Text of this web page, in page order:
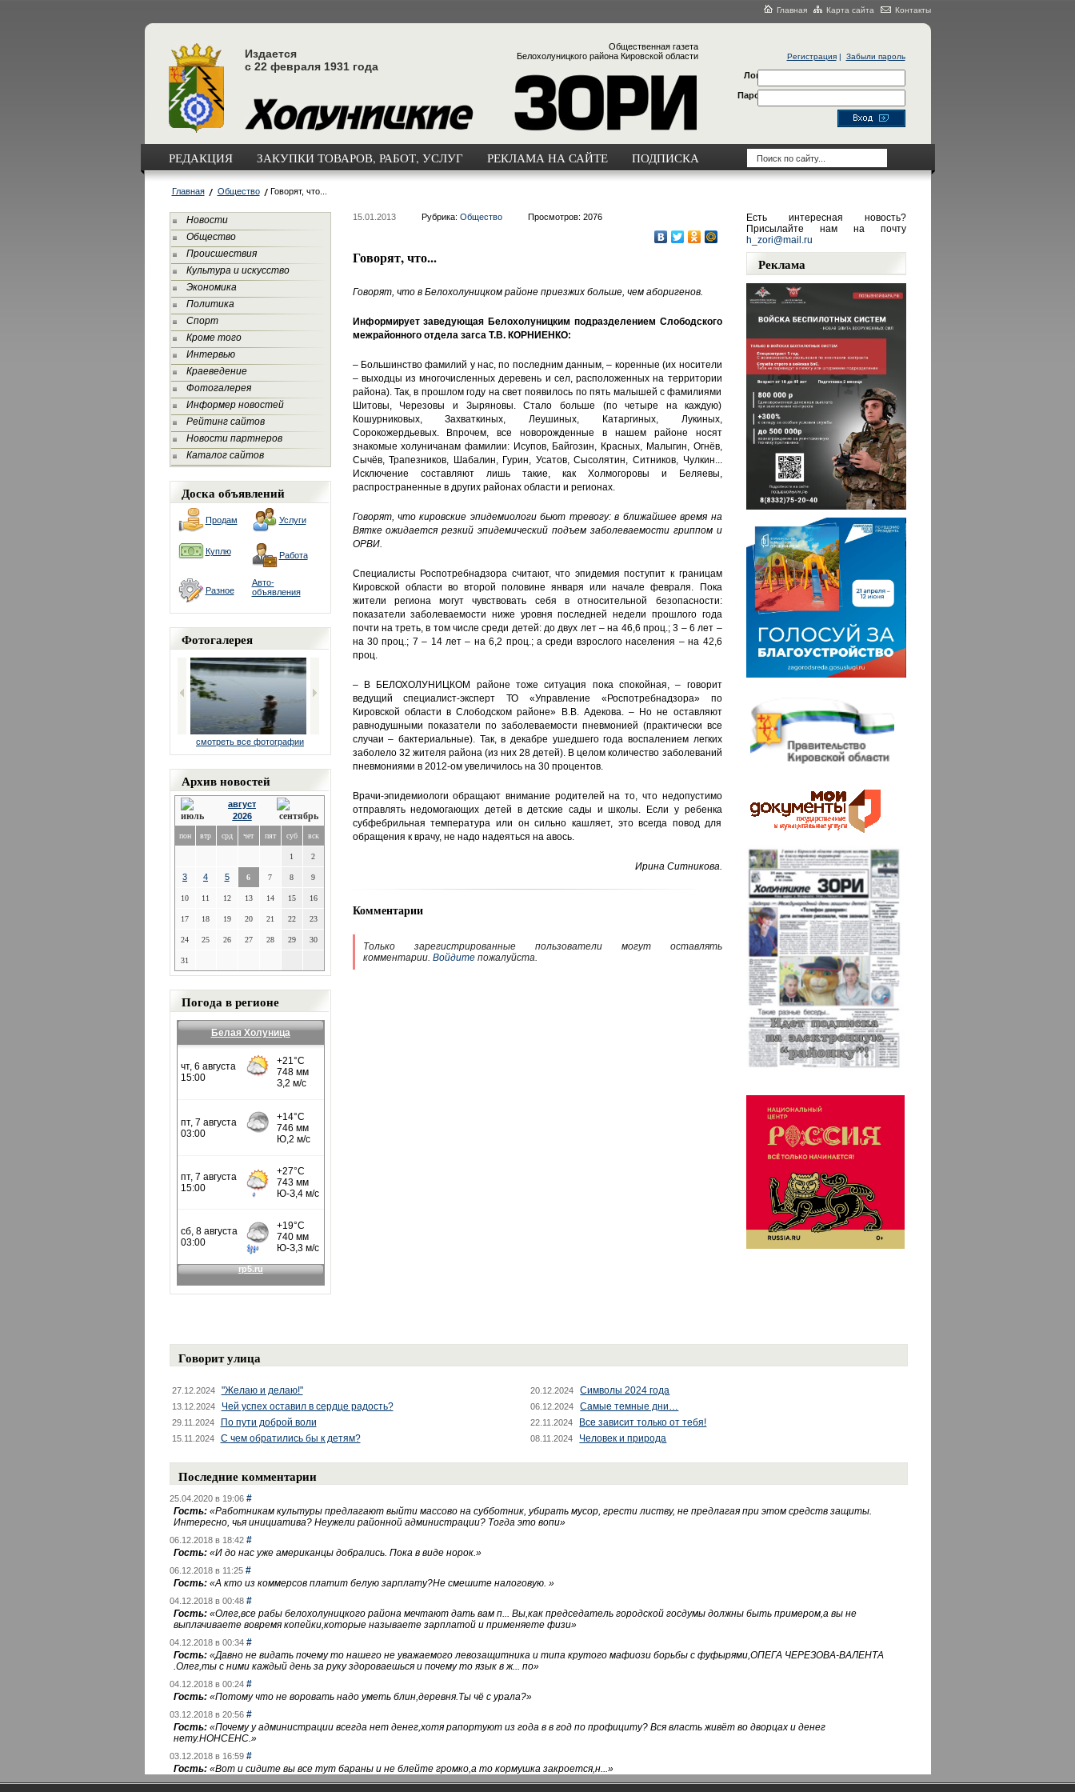
Главная Карта сайта Контакты
Издается
с 22 февраля 1931 года
Общественная газета
Белохолуницкого района Кировской области
Регистрация| Забыли пароль
Логин
Пароль
РЕДАКЦИЯ ЗАКУПКИ ТОВАРОВ, РАБОТ, УСЛУГ РЕКЛАМА НА САЙТЕ ПОДПИСКА
Главная Общество Говорят, что...
Новости
Общество
Происшествия
Культура и искусство
Экономика
Политика
Спорт
Кроме того
Интервью
Краеведение
Фотогалерея
Информер новостей
Рейтинг сайтов
Новости партнеров
Каталог сайтов
Доска объявлений
Продам Услуги
Куплю Работа
Разное
Авто-
объявления
Фотогалерея
смотреть все фотографии
Архив новостей
август
2026
пон втр срд чет пят суб вск
1 2
3 4 5 6 7 8 9
10 11 12 13 14 15 16
17 18 19 20 21 22 23
24 25 26 27 28 29 30
31
Погода в регионе
Белая Холуница
15.01.2013 Рубрика: Общество Просмотров: 2076
Говорят, что...
Говорят, что в Белохолуницком районе приезжих больше, чем аборигенов.
Информирует заведующая Белохолуницким подразделением Слободского
межрайонного отдела загса Т.В. КОРНИЕНКО:
– Большинство фамилий у нас, по последним данным, – коренные (их носители
– выходцы из многочисленных деревень и сел, расположенных на территории
района). Так, в прошлом году на свет появилось по пять малышей с фамилиями
Шитовы, Черезовы и Зыряновы. Стало больше (по четыре на каждую)
Кошурниковых, Захваткиных, Леушиных, Катаргиных, Лукиных,
Сорокожердьевых. Впрочем, все новорожденные в нашем районе носят
знакомые холуничанам фамилии: Исупов, Байгозин, Красных, Малыгин, Огнёв,
Сычёв, Трапезников, Шабалин, Гурин, Усатов, Сысолятин, Ситников, Чулкин...
Исключение составляют лишь такие, как Холмогоровы и Беляевы,
распространенные в других районах области и регионах.
Говорят, что кировские эпидемиологи бьют тревогу: в ближайшее время на
Вятке ожидается резкий эпидемический подъем заболеваемости гриппом и
ОРВИ.
Специалисты Роспотребнадзора считают, что эпидемия поступит к границам
Кировской области во второй половине января или начале февраля. Пока
жители региона могут чувствовать себя в относительной безопасности:
показатели заболеваемости ниже уровня последней недели прошлого года
почти на треть, в том числе среди детей: до двух лет – на 46,6 проц.; 3 – 6 лет –
на 30 проц.; 7 – 14 лет – на 6,2 проц.; а среди взрослого населения – на 42,6
проц.
– В БЕЛОХОЛУНИЦКОМ районе тоже ситуация пока спокойная, – говорит
ведущий специалист-эксперт ТО «Управление «Роспотребнадзора» по
Кировской области в Слободском районе» В.В. Адекова. – Но не оставляют
равнодушными показатели по заболеваемости пневмонией (практически все
случаи – бактериальные). Так, в декабре ушедшего года воспалением легких
заболело 32 жителя района (из них 28 детей). В целом количество заболеваний
пневмониями в 2012-ом увеличилось на 30 процентов.
Врачи-эпидемиологи обращают внимание родителей на то, что недопустимо
отправлять недомогающих детей в детские сады и школы. Если у ребенка
субфебрильная температура или он сильно кашляет, это всегда повод для
обращения к врачу, не надо надеяться на авось.
Ирина Ситникова.
Комментарии
Только зарегистрированные пользователи могут оставлять
комментарии. Войдитепожалуйста.
Есть интересная новость?
Присылайте нам на почту
h_zori@mail.ru
Реклама
Говорит улица
27.12.2024 "Желаю и делаю!" 20.12.2024 Символы 2024 года
13.12.2024 Чей успех оставил в сердце радость? 06.12.2024 Самые темные дни…
29.11.2024 По пути доброй воли 22.11.2024 Все зависит только от тебя!
15.11.2024 С чем обратились бы к детям? 08.11.2024 Человек и природа
Последние комментарии
25.04.2020 в 19:06 #
Гость: «Работникам культуры предлагают выйти массово на субботник, убирать мусор, грести листву, не предлагая при этом средств защиты.
Интересно, чья инициатива? Неужели районной администрации? Тогда это вопи»
06.12.2018 в 18:42 #
Гость: «И до нас уже американцы добрались. Пока в виде норок.»
06.12.2018 в 11:25 #
Гость: «А кто из коммерсов платит белую зарплату?Не смешите налоговую. »
04.12.2018 в 00:48 #
Гость: «Олег,все рабы белохолуницкого района мечтают дать вам п... Вы,как председатель городской госдумы должны быть примером,а вы не
выплачиваете вовремя копейки,которые называете зарплатой и применяете физи»
04.12.2018 в 00:34 #
Гость: «Давно не видать почему то нашего не уважаемого левозащитника и типа крутого мафиози борьбы с фуфырями,ОПЕГА ЧЕРЕЗОВА-ВАЛЕНТА
.Олег,ты с ними каждый день за руку здороваешься и почему то язык в ж... по»
04.12.2018 в 00:24 #
Гость: «Потому что не воровать надо уметь блин,деревня.Ты чё с урала?»
03.12.2018 в 20:56 #
Гость: «Почему у администрации всегда нет денег,хотя рапортуют из года в в год по профициту? Вся власть живёт во дворцах и денег
нету.НОНСЕНС.»
03.12.2018 в 16:59 #
Гость: «Вот и сидите вы все тут бараны и не блейте громко,а то кормушка закроется,н...»